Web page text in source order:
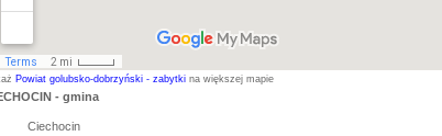
Powiat golubsko-dobrzyński - zabytki na większej mapie
- gmina
Ciechocin